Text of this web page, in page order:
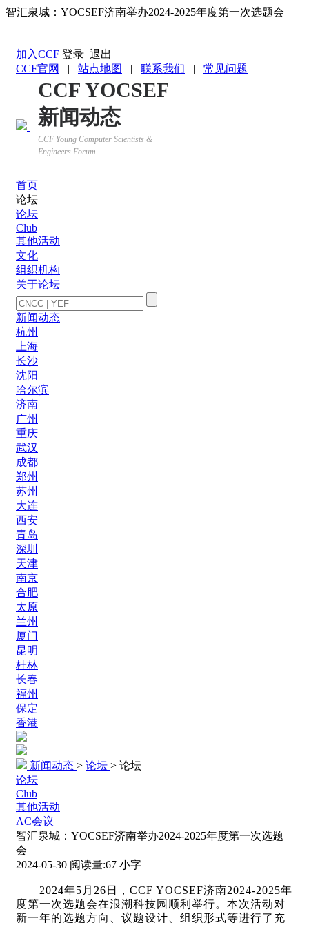
智汇泉城：YOCSEF济南举办2024-2025年度第一次选题会
加入CCF 登录 退出
CCF官网
| 站点地图 | 联系我们 | 常见问题
CCF YOCSEF
新闻动态
CCF Young Computer Scientists &
Engineers Forum
首页
论坛
论坛
Club
其他活动
文化
组织机构
关于论坛
新闻动态
杭州
上海
长沙
沈阳
哈尔滨
济南
广州
重庆
武汉
成都
郑州
苏州
大连
西安
青岛
深圳
天津
南京
合肥
太原
兰州
厦门
昆明
桂林
长春
福州
保定
香港
新闻动态 > 论坛 > 论坛
论坛
Club
其他活动
AC会议
智汇泉城：YOCSEF济南举办2024-2025年度第一次选题
会
2024-05-30 阅读量:67 小字
2024年5月26日，CCF YOCSEF济南2024-2025年
度第一次选题会在浪潮科技园顺利举行。本次活动对
新一年的选题方向、议题设计、组织形式等进行了充